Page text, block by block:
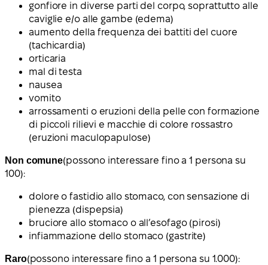
gonfiore in diverse parti del corpo, soprattutto alle
caviglie e/o alle gambe (edema)
aumento della frequenza dei battiti del cuore
(tachicardia)
orticaria
mal di testa
nausea
vomito
arrossamenti o eruzioni della pelle con formazione
di piccoli rilievi e macchie di colore rossastro
(eruzioni maculopapulose)
Non comune(possono interessare fino a 1 persona su
100):
dolore o fastidio allo stomaco, con sensazione di
pienezza (dispepsia)
bruciore allo stomaco o all’esofago (pirosi)
infiammazione dello stomaco (gastrite)
Raro(possono interessare fino a 1 persona su 1.000):